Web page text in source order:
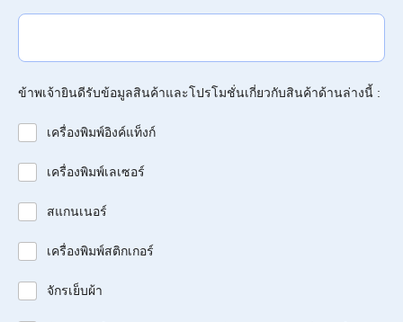
ข้าพเจ้ายินดีรับข้อมูลสินค้าและโปรโมชั่นเกี่ยวกับสินค้าด้านล่างนี้ :
เครื่องพิมพ์อิงค์แท็งก์
เครื่องพิมพ์เลเซอร์
สแกนเนอร์
เครื่องพิมพ์สติกเกอร์
จักรเย็บผ้า